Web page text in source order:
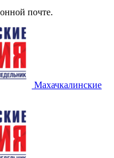
почте.
Махачкалинские